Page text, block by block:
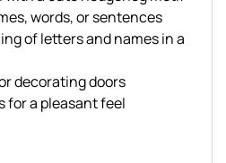
words, or sentences
of letters and names in a
decorating doors
for a pleasant feel